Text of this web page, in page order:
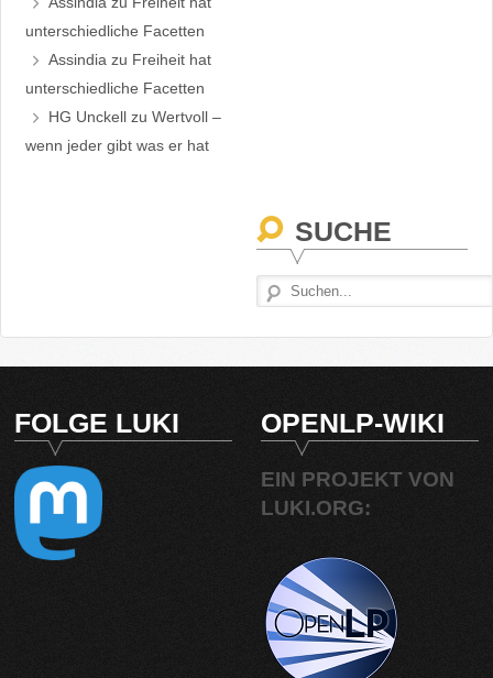
unterschiedliche Facetten
Assindia zu Freiheit hat
unterschiedliche Facetten
HG Unckell zuWertvoll –
wenn jeder gibt was er hat
SUCHE
FOLGE LUKI OPENLP-WIKI
EIN PROJEKT VON
LUKI.ORG: